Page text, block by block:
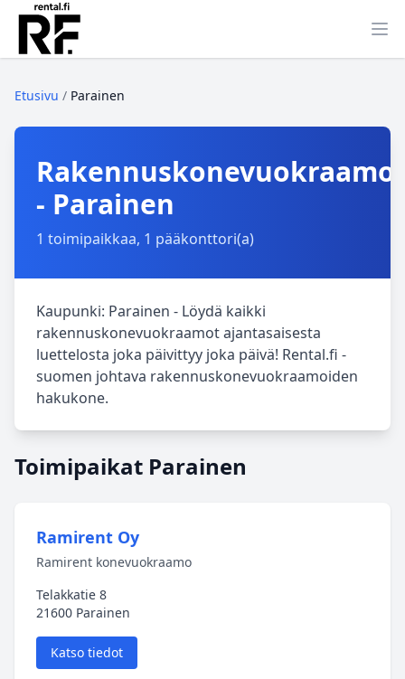
Etusivu / Parainen
- Parainen
1 toimipaikkaa, 1 pääkonttori(a)
Kaupunki: Parainen - Löydä kaikki
rakennuskonevuokraamot ajantasaisesta
luettelosta joka päivittyy joka päivä! Rental.fi -
suomen johtava rakennuskonevuokraamoiden
hakukone.
Toimipaikat Parainen
Ramirent Oy
Ramirent konevuokraamo
Telakkatie 8
21600 Parainen
Katso tiedot